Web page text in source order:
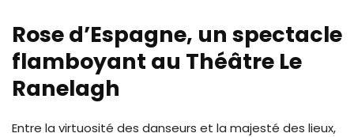
Rose d’Espagne, un spectacle
flamboyant au Théâtre Le
Ranelagh
Entre la virtuosité des danseurs et la majesté des lieux,